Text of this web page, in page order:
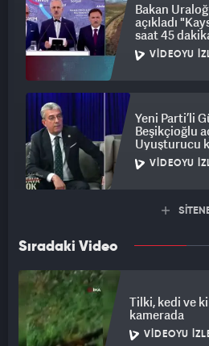
Bakan
açıkladı
saat 45
VIDEOYU
Yeni Parti’li
Beşikçioğlu
Uyuşturucu
savunayım!
VIDEOYU
Sıradaki Video
Tilki, kedi ve
kamerada
VIDEOYU